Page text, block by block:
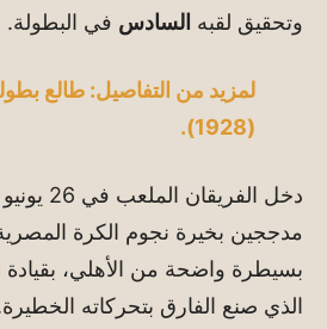
وتحقيق لقبه السادس في البطولة.
لمزيد من التفاصيل: طالع
(1928).
مدججين بخيرة نجوم الكرة
بسيطرة واضحة من الأهلي، بقيادة
الذي صنع الفارق بتحركاته